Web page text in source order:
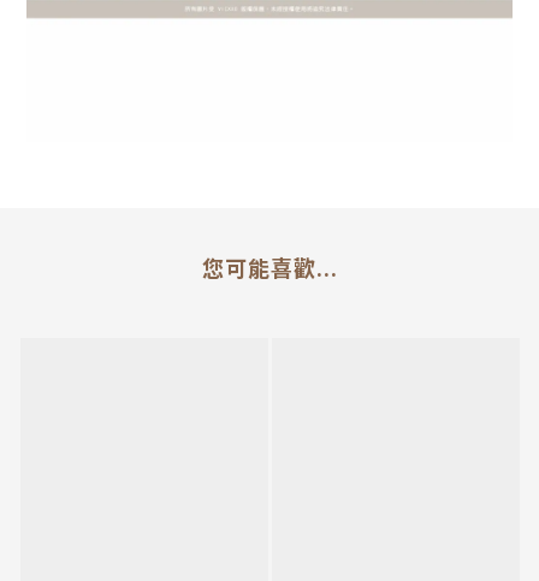
您可能喜歡...